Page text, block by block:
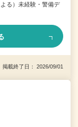
る）未経験・警備デ
載終了日： 2026/09/01